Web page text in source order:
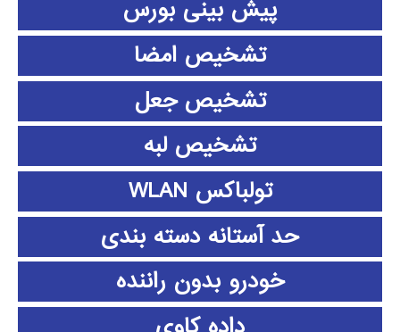
پیش بینی بورس
تشخیص امضا
تشخیص جعل
تشخیص لبه
تولباکس WLAN
حد آستانه دسته بندی
خودرو بدون راننده